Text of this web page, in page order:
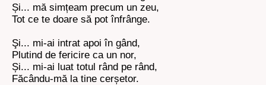
Și... mă simțeam precum un zeu,
Tot ce te doare să pot înfrânge.
Şi... mi-ai intrat apoi în gând,
Plutind de fericire ca un nor,
Și... mi-ai luat totul rând pe rând,
Făcându-mă la tine cerșetor.